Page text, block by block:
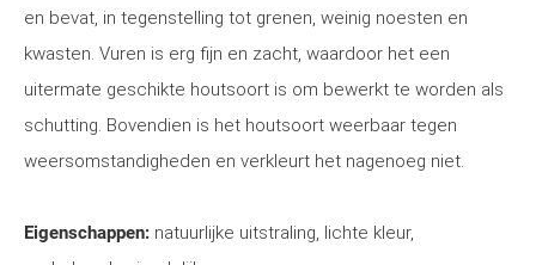
en bevat, in tegenstelling tot grenen, weinig noesten en
kwasten. Vuren is erg fijn en zacht, waardoor het een
uitermate geschikte houtsoort is om bewerkt te worden als
schutting. Bovendien is het houtsoort weerbaar tegen
weersomstandigheden en verkleurt het nagenoeg niet.
Eigenschappen: natuurlijke uitstraling, lichte kleur,